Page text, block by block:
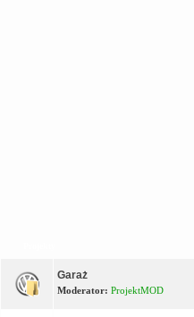
Garaż
Moderator: ProjektMOD